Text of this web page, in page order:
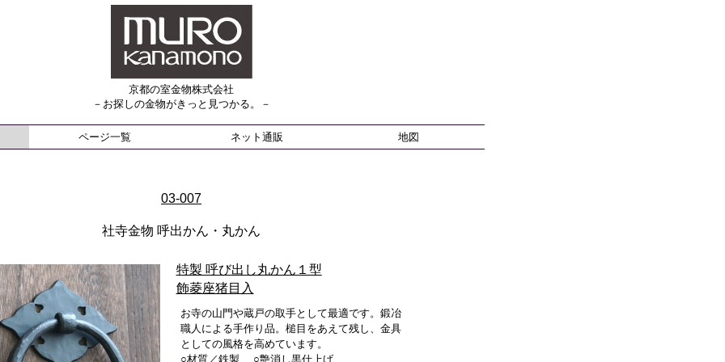
京都の室金物株式会社
－お探しの金物がきっと見つかる。－
ページ一覧 ネット通販 地図
03-007
社寺金物 呼出かん・丸かん
特製 呼び出し丸かん１型
飾菱座猪目入
お寺の山門や蔵戸の取手として最適です。鍛冶
職人による手作り品。槌目をあえて残し、金具
としての風格を高めています。
○材質／鉄製 ○艶消し黒仕上げ